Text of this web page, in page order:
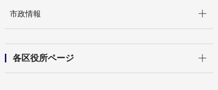
市政情報
各区役所ページ